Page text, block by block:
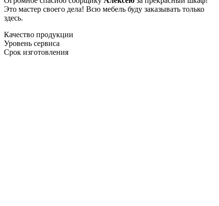
Это мастер своего дела! Всю мебель буду заказывать только
здесь.
Качество продукции
Уровень сервиса
Срок изготовления